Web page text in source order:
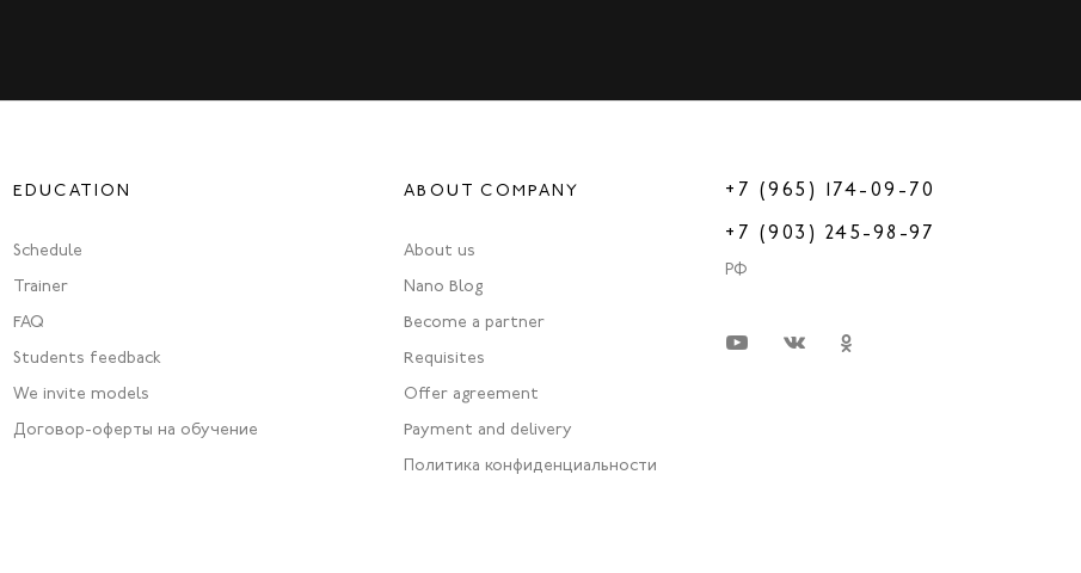
EDUCATION
Schedule
Trainer
FAQ
Students feedback
We invite models
Договор-оферты на обучение
ABOUT COMPANY
About us
Nano Blog
Become a partner
Requisites
Offer agreement
Payment and delivery
Политика конфиденциальности
+7 (965) 174-09-70
+7 (903) 245-98-97
РФ